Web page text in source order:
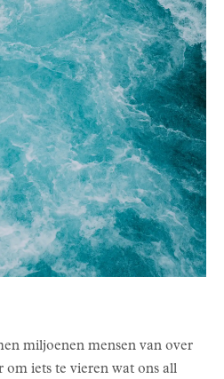
miljoenen mensen van over
om iets te vieren wat ons all